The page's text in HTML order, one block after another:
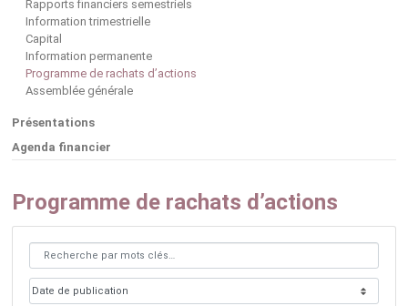
Programme de rachats d’actions
Rapports financiers semestriels
Information trimestrielle
Capital
Information permanente
Programme de rachats d’actions
Assemblée générale
Présentations
Agenda financier